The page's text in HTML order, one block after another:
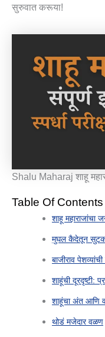
सुरुवात करूया!
Shalu Maharaj शाहू
Table Of Contents
शाहू महाराजांचा
मुघल कैदेतून
बाजीराव
शाहूंची दूरदृष्टी:
शाहूंचा अंत आणि
थोडं मजेदार वळण